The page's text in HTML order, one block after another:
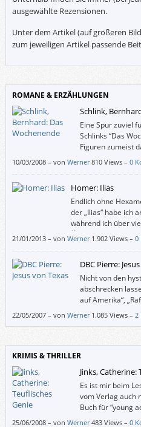
ausgewählte Rezensionen.
Unter dem Artikel (auf größeren
zum jeweiligen Artikel passende
ROMANE & ERZÄHLUNGEN
Schlink,
Eine Spur zuviel
Schlinks “Das
Figuren zumeist
steht. Nach
10/03/2008– von Werner 810 Views – 0
Homer: Ilias
Endlich ohne
der „Ilias“ habe ich
während ich über
Übersetzungen
21/01/2013– von Werner 1.902 Views – 0
DBC Pierre:
Nicht von den
abschrecken
auf Amerika“,
Michael Moore“
22/05/2007– von Werner 1.085 Views – 2
KRIMIS & THRILLER
Jinks, Catherine:
Es ist mir beim
vom Verlag auch
Buch für “young
rein gar nichts:
25/06/2008– von Werner 483 Views – 0